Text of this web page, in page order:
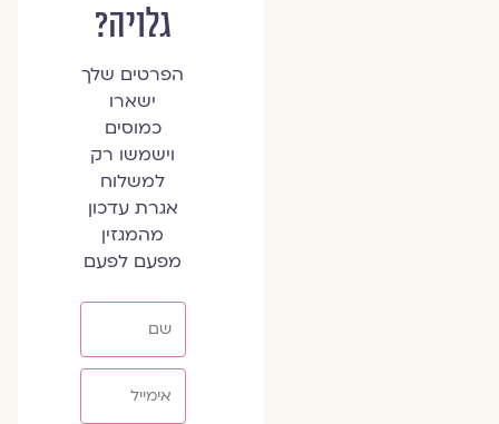
גלויה?
הפרטים שלך
ישארו
כמוסים
וישמשו רק
למשלוח
אגרת עדכון
מהמגזין
מפעם לפעם